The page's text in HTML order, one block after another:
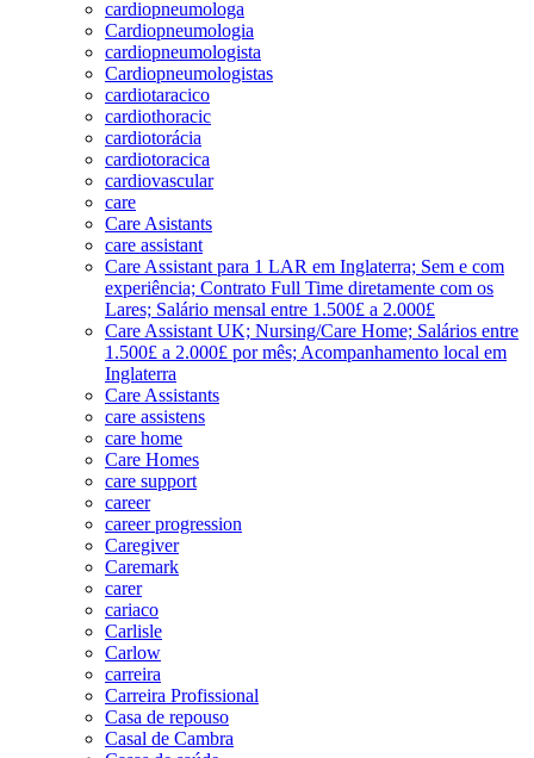
cardiopneumologa
Cardiopneumologia
cardiopneumologista
Cardiopneumologistas
cardiotaracico
cardiothoracic
cardiotorácia
cardiotoracica
cardiovascular
care
Care Asistants
care assistant
Care Assistant para 1 LAR em Inglaterra; Sem e com
experiência; Contrato Full Time diretamente com os
Lares; Salário mensal entre 1.500£ a 2.000£
Care Assistant UK; Nursing/Care Home; Salários entre
1.500£ a 2.000£ por mês; Acompanhamento local em
Inglaterra
Care Assistants
care assistens
care home
Care Homes
care support
career
career progression
Caregiver
Caremark
carer
cariaco
Carlisle
Carlow
carreira
Carreira Profissional
Casa de repouso
Casal de Cambra